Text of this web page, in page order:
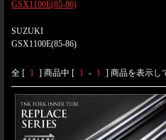
GSX1100E(85-86)
SUZUKI
GSX1100E(85-86)
全 [ 1 ] 商品中 [ 1 - 1 ] 商品を表示し